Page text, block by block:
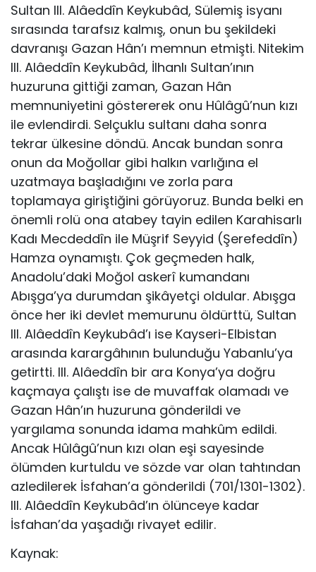
Sultan III. Alâeddîn Keykubâd, Sülemiş isyanı
sırasında tarafsız kal­mış, onun bu şekildeki
davranışı Gazan Hân’ı memnun etmişti. Nitekim
III. Alâeddîn Keykubâd, İlhanlı Sultan’ının
huzuruna gittiği zaman, Gazan Hân
memnuniyetini göstererek onu Hûlâgû’nun kızı
ile evlendirdi. Selçuklu sulta­nı daha sonra
tekrar ülkesine döndü. Ancak bundan sonra
onun da Moğollar gibi halkın varlığına el
uzatmaya başladığını ve zorla para
toplamaya giriştiği­ni görüyoruz. Bunda belki en
önemli rolü ona atabey tayin edilen Karahisarlı
Kadı Mecdeddîn ile Müşrif Seyyid (Şerefeddîn)
Hamza oynamıştı. Çok geçme­den halk,
Anadolu’daki Moğol askerî kumandanı
Abışga’ya durumdan şikâyetçi oldular. Abışga
önce her iki devlet memurunu öldürttü, Sultan
III. Alâeddîn Keykubâd’ı ise Kayseri-Elbistan
arasında karargâhının bulunduğu Yabanlu’ya
getirtti. III. Alâeddîn bir ara Konya’ya doğru
kaçmaya çalıştı ise de muvaffak olamadı ve
Gazan Hân’ın huzuruna gönderildi ve
yargılama sonunda idama mahkûm edildi.
Ancak Hûlâgû’nun kızı olan eşi sayesinde
ölümden kurtuldu ve sözde var olan tahtından
azledilerek İsfahan’a gönderildi (701/1301-1302).
III. Alâeddîn Keykubâd’ın ölünceye kadar
İsfahan’da yaşadığı rivayet edilir.
Kaynak: